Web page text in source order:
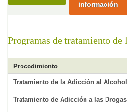
información
Programas de tratamiento de
Procedimiento
Tratamiento de la Adicción al Alcohol
Tratamiento de Adicción a las Drogas